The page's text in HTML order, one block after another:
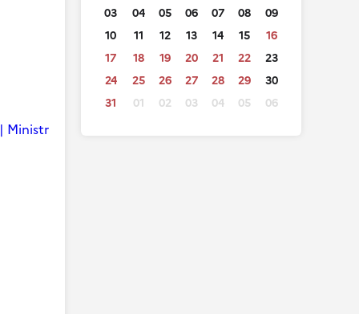
03
04 05 06 07 08
09
10
11 12 13 14 15
16
17
18 19 20 21 22
23
24
25 26 27 28 29
30
31
01 02 03 04 05 06
Ministr